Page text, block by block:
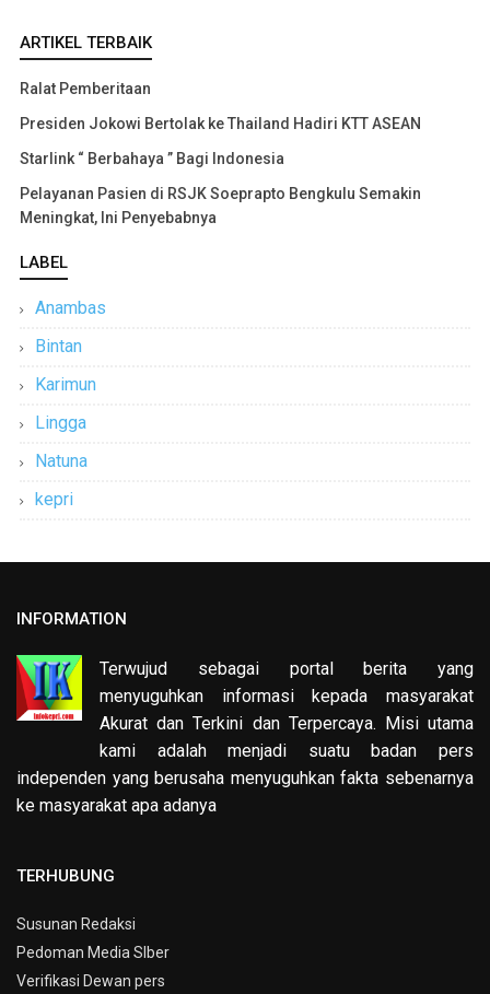
ARTIKEL TERBAIK
Ralat Pemberitaan
Presiden Jokowi Bertolak ke Thailand Hadiri KTT ASEAN
Starlink “ Berbahaya ” Bagi Indonesia
Pelayanan Pasien di RSJK Soeprapto Bengkulu Semakin
Meningkat, Ini Penyebabnya
LABEL
Anambas
Bintan
Karimun
Lingga
Natuna
kepri
INFORMATION
Terwujud sebagai portal berita yang
menyuguhkan informasi kepada masyarakat
Akurat dan Terkini dan Terpercaya. Misi utama
kami adalah menjadi suatu badan pers
independen yang berusaha menyuguhkan fakta sebenarnya
ke masyarakat apa adanya
TERHUBUNG
Susunan Redaksi
Pedoman Media SIber
Verifikasi Dewan pers